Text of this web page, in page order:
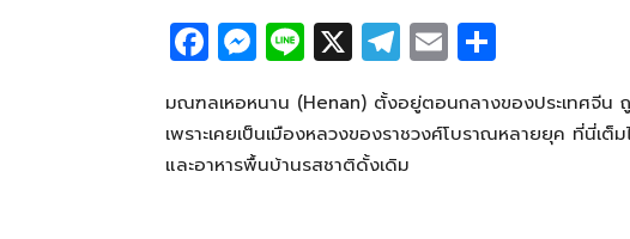
F
a
c
e
M
e
ss
e
Li
n
e
X T
el
e
g
E
m
ailar
e
มณฑลเหอหนาน (Henan) ตั้งอยู่ตอนกลางของประเทศจีน ถู
เพราะเคยเป็นเมืองหลวงของราชวงศ์โบราณหลายยุค ที่นี่
และอาหารพื้นบ้านรสชาติดั้งเดิม